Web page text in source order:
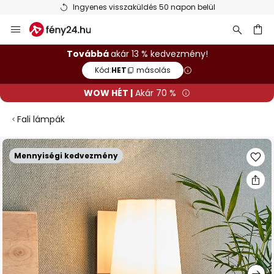
Ingyenes visszaküldés 50 napon belül
Ugrás
a
tartalomhozTovábbáakár 13 % kedvezmény!
Kód:HET másolás
WOW HÉT | Akár 70 %
Fali lámpák
Mennyiségi kedvezmény
Ugrás
a
képgaléria
végére